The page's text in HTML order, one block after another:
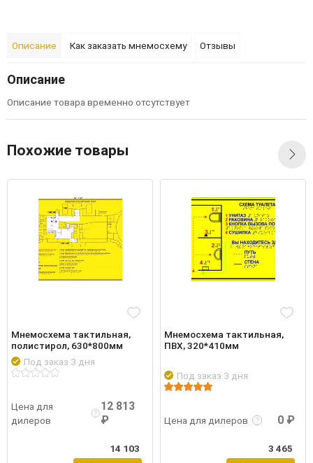
Описание Как заказать мнемосхему Отзывы
Описание
Описание товара временно отсутствует
Похожие товары
Мнемосхема тактильная,
полистирол, 630*800мм
Под заказ 3 дня
Цена для
дилеров
12 813
₽
14 103
Мнемосхема тактильная,
ПВХ, 320*410мм
Под заказ 3 дня
Цена для дилеров
Подробнее
0 ₽
3 465